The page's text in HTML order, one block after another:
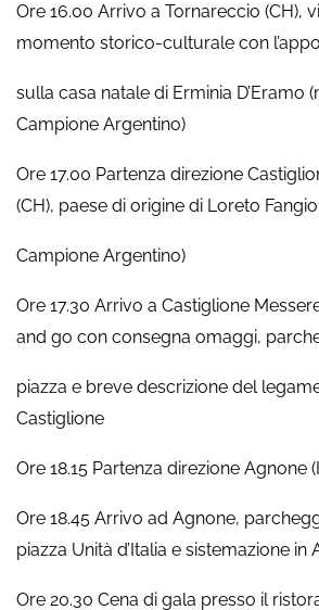
Ore 16.00 Arrivo a Tornareccio (CH),
momento storico-culturale con
sulla casa natale di Erminia D’Eramo
Campione Argentino)
Ore 17.00 Partenza direzione
(CH), paese di origine di Loreto
Campione Argentino)
Ore 17.30 Arrivo a Castiglione
and go con consegna omaggi,
piazza e breve descrizione del
Castiglione
Ore 18.15 Partenza direzione Agnone
Ore 18.45 Arrivo ad Agnone,
piazza Unità d’Italia e sistemazione in
Ore 20.30 Cena di gala presso il